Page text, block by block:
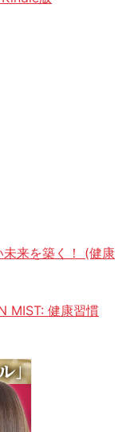
来を築く！ (健康
MIST: 健康習慣